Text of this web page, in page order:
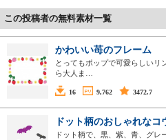
この投稿者の無料素材一覧
かわいい苺のフレーム
とってもポップで可愛らしいリ
ら大人ま…
16 9,762 3472.7
ドット柄のおしゃれな
ドット柄で、黒、紫、青、グレ